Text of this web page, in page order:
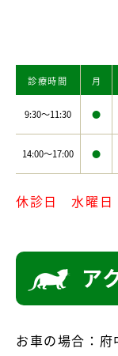
診療時間 月
9:30～11:30 ●
14:00～17:00 ●
休診日 水曜日
ア
お車の場合：